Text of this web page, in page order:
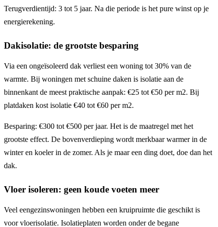
Terugverdientijd: 3 tot 5 jaar. Na die periode is het pure winst op je
energierekening.
Dakisolatie: de grootste besparing
Via een ongeïsoleerd dak verliest een woning tot 30% van de
warmte. Bij woningen met schuine daken is isolatie aan de
binnenkant de meest praktische aanpak: €25 tot €50 per m2. Bij
platdaken kost isolatie €40 tot €60 per m2.
Besparing: €300 tot €500 per jaar. Het is de maatregel met het
grootste effect. De bovenverdieping wordt merkbaar warmer in de
winter en koeler in de zomer. Als je maar een ding doet, doe dan het
dak.
Vloer isoleren: geen koude voeten meer
Veel eengezinswoningen hebben een kruipruimte die geschikt is
voor vloerisolatie. Isolatieplaten worden onder de begane